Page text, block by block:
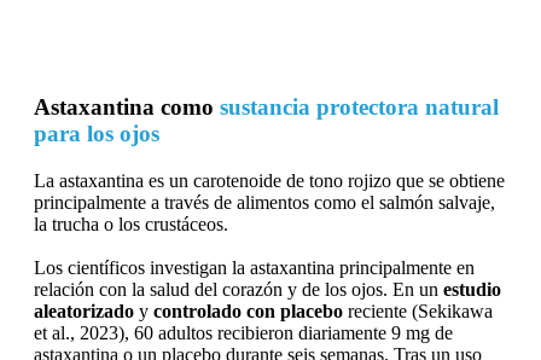
Astaxantina como sustancia protectora natural
para los ojos
La astaxantina es un carotenoide de tono rojizo que se obtiene
principalmente a través de alimentos como el salmón salvaje,
la trucha o los crustáceos.
Los científicos investigan la astaxantina principalmente en
relación con la salud del corazón y de los ojos. En un estudio
aleatorizado y controlado con placebo reciente (Sekikawa
et al., 2023), 60 adultos recibieron diariamente 9 mg de
astaxantina o un placebo durante seis semanas. Tras un uso